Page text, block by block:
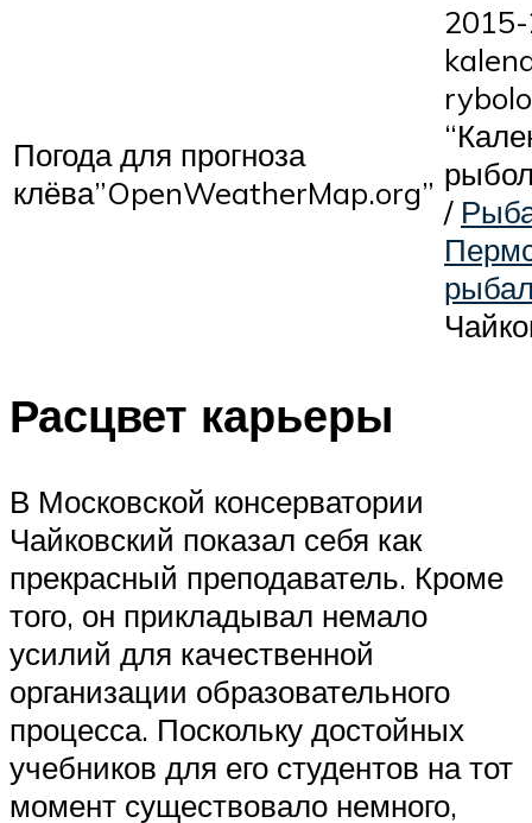
Погода для прогноза
клёва”OpenWeatherMap.org” /
Расцвет карьеры
В Московской консерватории
Чайковский показал себя как
прекрасный преподаватель. Кроме
того, он прикладывал немало
усилий для качественной
организации образовательного
процесса. Поскольку достойных
учебников для его студентов на тот
момент существовало немного,